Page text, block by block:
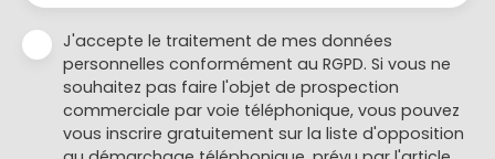
J'accepte le traitement de mes données
personnelles conformément au RGPD. Si vous ne
souhaitez pas faire l'objet de prospection
commerciale par voie téléphonique, vous pouvez
vous inscrire gratuitement sur la liste d'opposition